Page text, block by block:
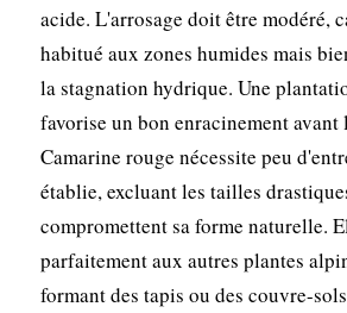
acide. L'arrosage doit être modéré,
habitué aux zones humides mais
la stagnation hydrique. Une
favorise un bon enracinement avant
Camarine rouge nécessite peu
établie, excluant les tailles
compromettent sa forme naturelle.
parfaitement aux autres plantes
formant des tapis ou des couvre-